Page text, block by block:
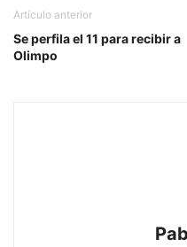
Artículo anterior
Se perfila el 11 para recibir a
Olimpo